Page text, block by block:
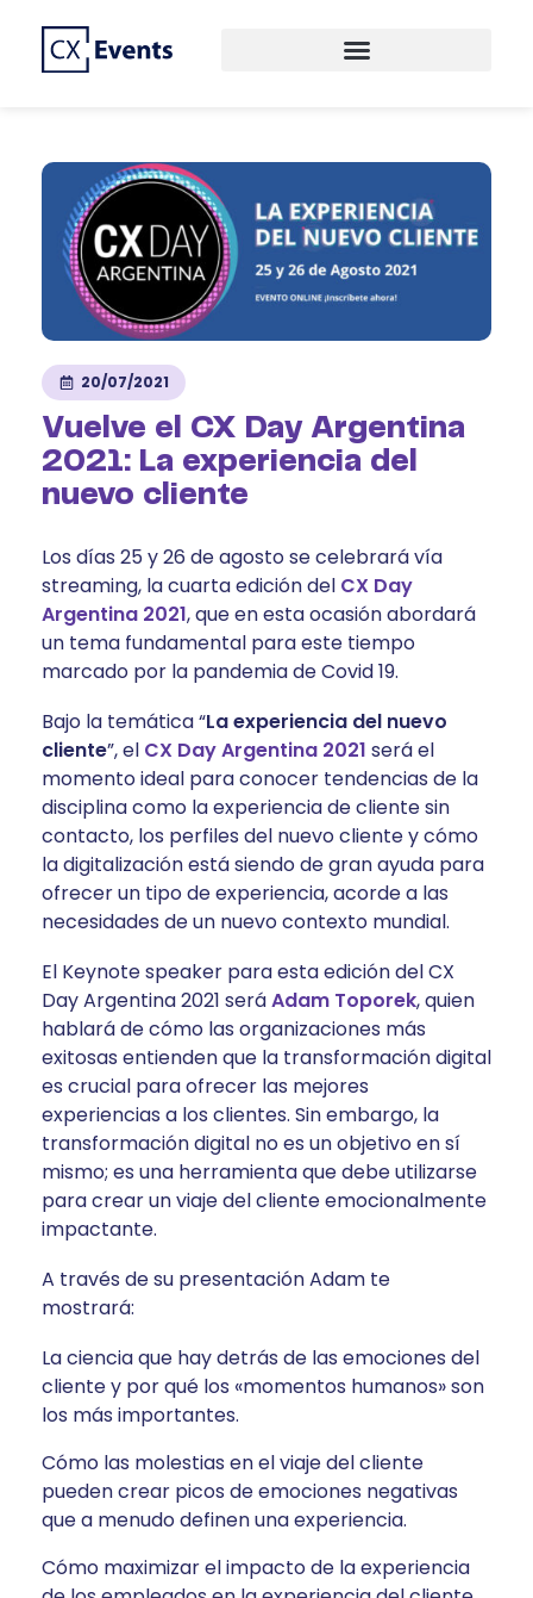
20/07/2021
Vuelve el CX Day Argentina
2021: La experiencia del
nuevo cliente
Los días 25 y 26 de agosto se celebrará vía
streaming, la cuarta edición del CX Day
Argentina 2021, que en esta ocasión abordará
un tema fundamental para este tiempo
marcado por la pandemia de Covid 19.
Bajo la temática “La experiencia del nuevo
cliente”, el CX Day Argentina 2021 será el
momento ideal para conocer tendencias de la
disciplina como la experiencia de cliente sin
contacto, los perfiles del nuevo cliente y cómo
la digitalización está siendo de gran ayuda para
ofrecer un tipo de experiencia, acorde a las
necesidades de un nuevo contexto mundial.
El Keynote speaker para esta edición del CX
Day Argentina 2021 seráAdam Toporek, quien
hablará de cómo las organizaciones más
exitosas entienden que la transformación digital
es crucial para ofrecer las mejores
experiencias a los clientes. Sin embargo, la
transformación digital no es un objetivo en sí
mismo; es una herramienta que debe utilizarse
para crear un viaje del cliente emocionalmente
impactante.
A través de su presentación Adam te
mostrará:
La ciencia que hay detrás de las emociones del
cliente y por qué los «momentos humanos» son
los más importantes.
Cómo las molestias en el viaje del cliente
pueden crear picos de emociones negativas
que a menudo definen una experiencia.
Cómo maximizar el impacto de la experiencia